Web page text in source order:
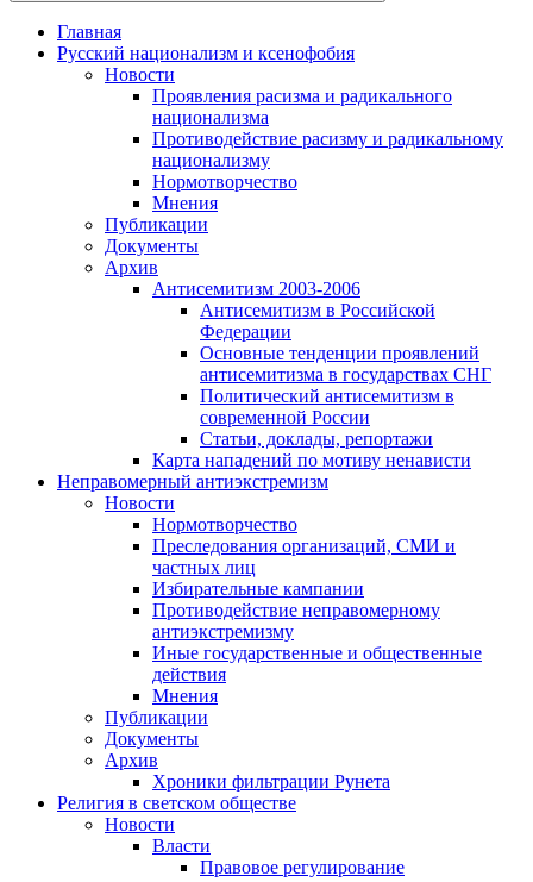
Главная
Русский национализм и ксенофобия
Новости
Проявления расизма и радикального
национализма
Противодействие расизму и радикальному
национализму
Нормотворчество
Мнения
Публикации
Документы
Архив
Антисемитизм 2003-2006
Антисемитизм в Российской
Федерации
Основные тенденции проявлений
антисемитизма в государствах СНГ
Политический антисемитизм в
современной России
Статьи, доклады, репортажи
Карта нападений по мотиву ненависти
Неправомерный антиэкстремизм
Новости
Нормотворчество
Преследования организаций, СМИ и
частных лиц
Избирательные кампании
Противодействие неправомерному
антиэкстремизму
Иные государственные и общественные
действия
Мнения
Публикации
Документы
Архив
Хроники фильтрации Рунета
Религия в светском обществе
Новости
Власти
Правовое регулирование